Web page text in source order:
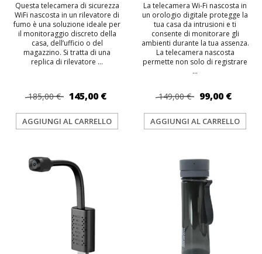
Questa telecamera di sicurezza
WiFi nascosta in un rilevatore di
fumo è una soluzione ideale per
il monitoraggio discreto della
casa, dell’ufficio o del
magazzino. Si tratta di una
replica di rilevatore ...
185,00 € 145,00 €
AGGIUNGI AL CARRELLO
La telecamera Wi-Fi nascosta in
un orologio digitale protegge la
tua casa da intrusioni e ti
consente di monitorare gli
ambienti durante la tua assenza.
La telecamera nascosta
permette non solo di registrare
...
149,00 € 99,00 €
AGGIUNGI AL CARRELLO